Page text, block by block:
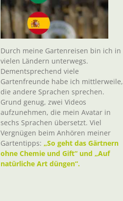
Durch meine Gartenreisen bin ich in
vielen Ländern unterwegs.
Dementsprechend viele
Gartenfreunde habe ich mittlerweile,
die andere Sprachen sprechen.
Grund genug, zwei Videos
aufzunehmen, die mein Avatar in
sechs Sprachen übersetzt. Viel
Vergnügen beim Anhören meiner
Gartentipps: „So geht das Gärtnern
ohne Chemie und Gift“ und „Auf
natürliche Art düngen“.